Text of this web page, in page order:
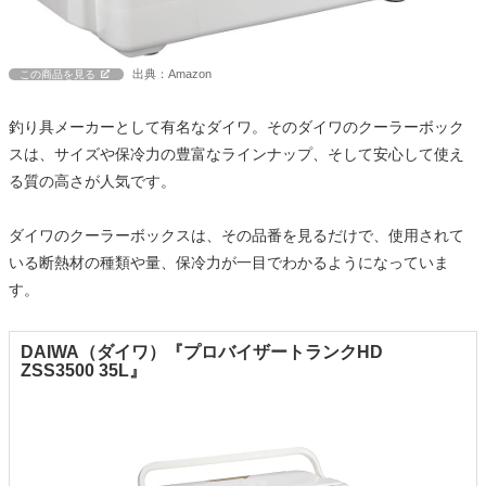
この商品を見る 出典：Amazon
釣り具メーカーとして有名なダイワ。そのダイワのクーラーボック
スは、サイズや保冷力の豊富なラインナップ、そして安心して使え
る質の高さが人気です。
ダイワのクーラーボックスは、その品番を見るだけで、使用されて
いる断熱材の種類や量、保冷力が一目でわかるようになっていま
す。
DAIWA（ダイワ）『プロバイザートランクHD
ZSS3500 35L』